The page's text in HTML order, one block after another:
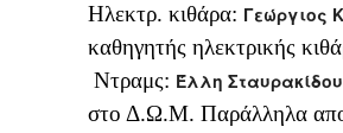
Ηλεκτρ. κιθάρα: Γεώργιος
καθηγητής ηλεκτρικής
Ντραμς: Έλλη
στο Δ.Ω.Μ. Παράλληλα